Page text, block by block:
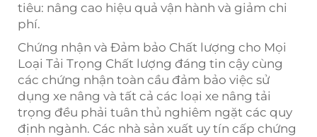
tiêu: nâng cao hiệu quả vận hành và giảm chi
phí.
Chứng nhận và Đảm bảo Chất lượng cho Mọi
Loại Tải Trọng Chất lượng đáng tin cậy cùng
các chứng nhận toàn cầu đảm bảo việc sử
dụng xe nâng và tất cả các loại xe nâng tải
trọng đều phải tuân thủ nghiêm ngặt các quy
định ngành. Các nhà sản xuất uy tín cấp chứng